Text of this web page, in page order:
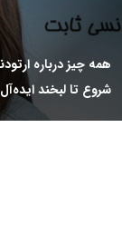
همه چیز درباره
شروع تا لبخند ایده‌آل